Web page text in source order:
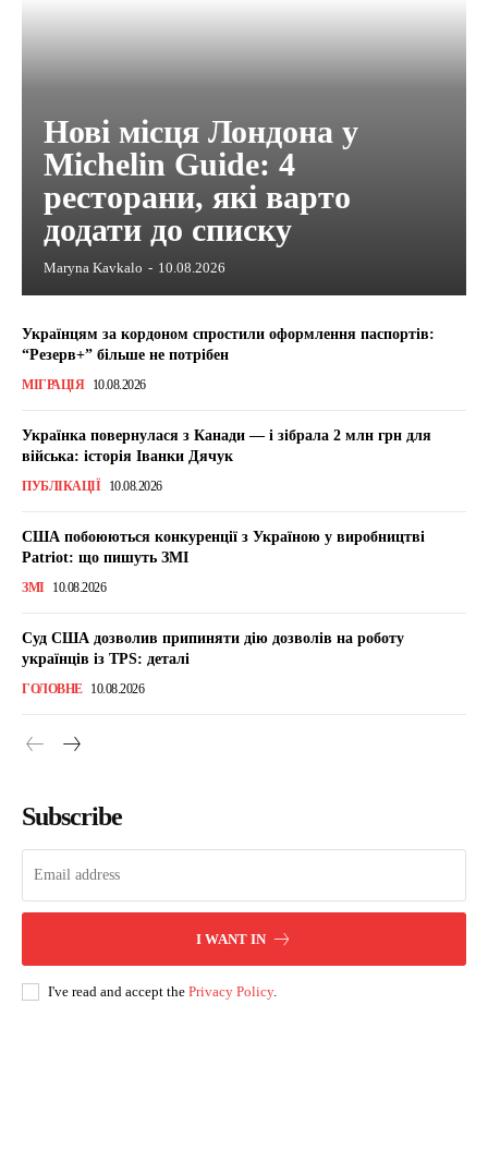
Нові місця Лондона у
Michelin Guide: 4
ресторани, які варто
додати до списку
Maryna Kavkalo - 10.08.2026
Українцям за кордоном спростили оформлення паспортів:
“Резерв+” більше не потрібен
МІГРАЦІЯ 10.08.2026
Українка повернулася з Канади — і зібрала 2 млн грн для
війська: історія Іванки Дячук
ПУБЛІКАЦІЇ 10.08.2026
США побоюються конкуренції з Україною у виробництві
Patriot: що пишуть ЗМІ
ЗМІ 10.08.2026
Суд США дозволив припиняти дію дозволів на роботу
українців із TPS: деталі
ГОЛОВНЕ 10.08.2026
Subscribe
I WANT IN
I've read and accept the Privacy Policy.